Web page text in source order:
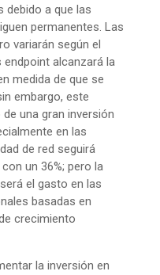
debido a que las
permanentes. Las
variarán según el
alcanzará la
medida de que se
embargo, este
una gran inversión
en las
de red seguirá
un 36%; pero la
el gasto en las
basadas en
crecimiento
la inversión en